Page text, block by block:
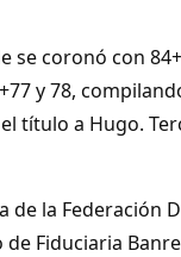
se coronó con
y 78,
título a Hugo.
de la Federación
Fiduciaria